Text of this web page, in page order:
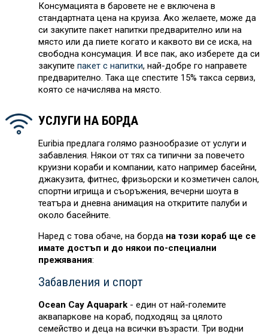
Консумацията в баровете не е включена в
стандартната цена на круиза. Ако желаете, може да
си закупите пакет напитки предварително или на
място или да пиете когато и каквото ви се иска, на
свободна консумация. И все пак, ако изберете да си
закупите пакет с напитки, най-добре го направете
предварително. Така ще спестите 15% такса сервиз,
която се начислява на място.
УСЛУГИ НА БОРДА
Euribia предлага голямо разнообразие от услуги и
забавления. Някои от тях са типични за повечето
круизни кораби и компании, като например басейни,
джакузита, фитнес, фризьорски и козметичен салон,
спортни игрища и съоръжения, вечерни шоута в
театъра и дневна анимация на откритите палуби и
около басейните.
Наред с това обаче, на борда на този кораб ще се
имате достъп и до някои по-специални
прежявания:
Забавления и спорт
Ocean Cay Aquapark- един от най-големите
аквапаркове на кораб, подходящ за цялото
семейство и деца на всички възрасти. Три водни